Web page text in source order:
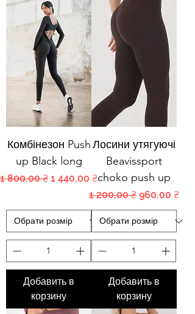
Комбінезон Push
up Black long
Обычная цена
1 800,00 ₴ Цена со скидкой
1 440,00 ₴
Добавить в
корзину
Лосини утягуючі
Beavissport
choko push up
Обычная цена
1 200,00 ₴ Цена со
960,00 ₴
Добавить в
корзину